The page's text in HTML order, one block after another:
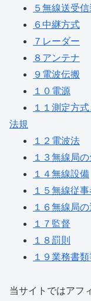
５無線送受
６中継方式
７レーダー
８アンテナ
９電波伝搬
１０電源
１１測定方
法規
１２電波法
１３無線局
１４無線設備
１５無線従
１６無線局の
１７監督
１８罰則
１９業務書
当サイトではアフ